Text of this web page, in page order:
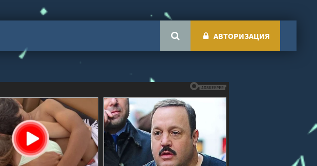
АВТОРИЗАЦИЯ